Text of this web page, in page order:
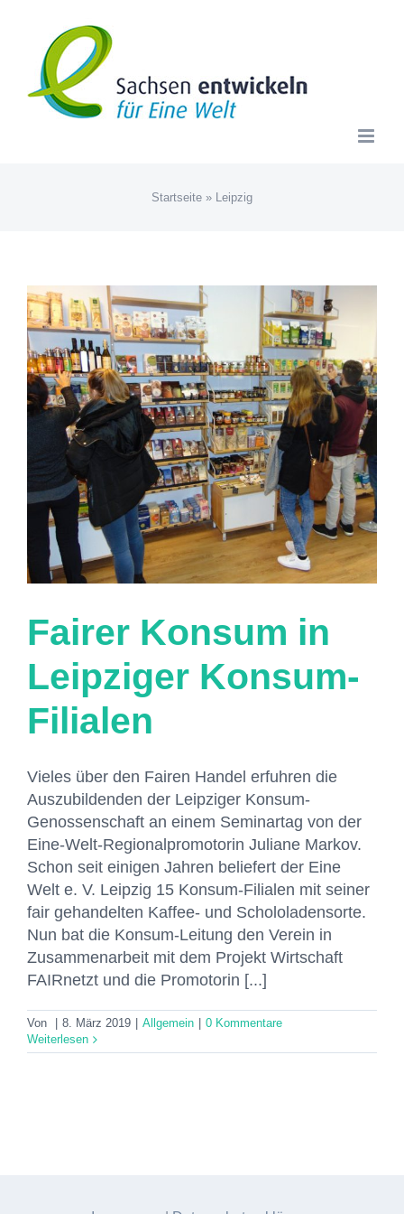
springen
Startseite » Leipzig
Fairer Konsum in
Leipziger Konsum-
Filialen
Vieles über den Fairen Handel erfuhren die
Auszubildenden der Leipziger Konsum-
Genossenschaft an einem Seminartag von der
Eine-Welt-Regionalpromotorin Juliane Markov.
Schon seit einigen Jahren beliefert der Eine
Welt e. V. Leipzig 15 Konsum-Filialen mit seiner
fair gehandelten Kaffee- und Schololadensorte.
Nun bat die Konsum-Leitung den Verein in
Zusammenarbeit mit dem Projekt Wirtschaft
FAIRnetzt und die Promotorin [...]
Von 8. März 2019 Allgemein
0 Kommentare
Weiterlesen